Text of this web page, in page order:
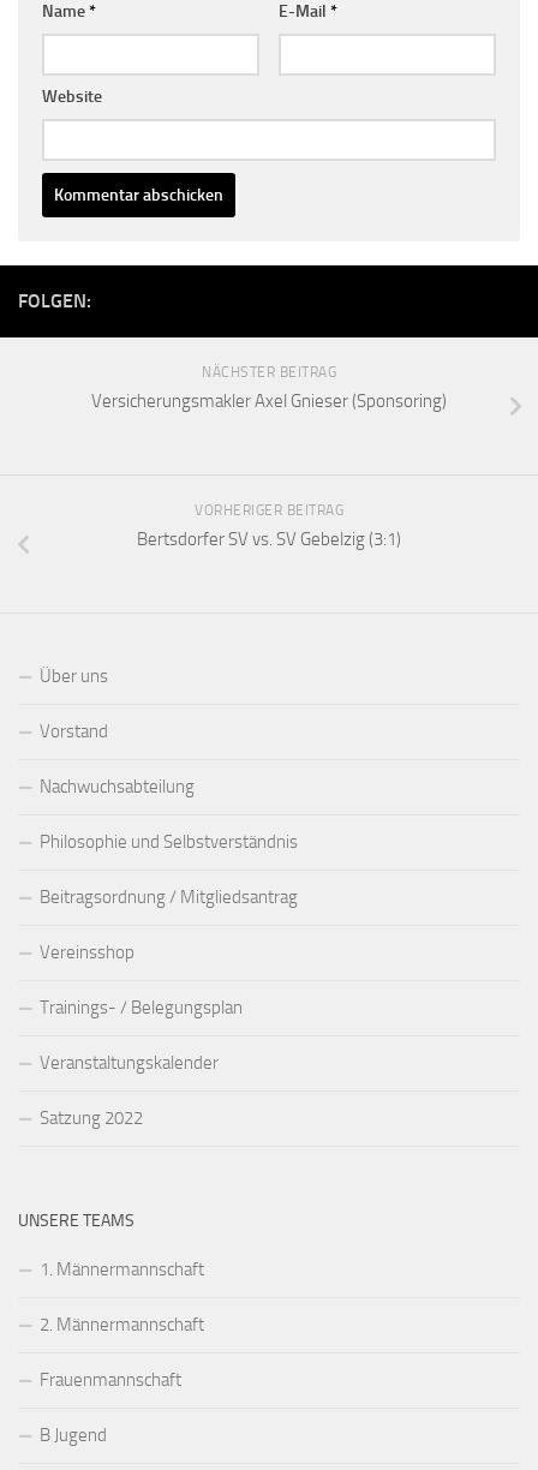
Name* E-Mail *
Website
FOLGEN:
NÄCHSTER BEITRAG
Versicherungsmakler Axel Gnieser (Sponsoring)
VORHERIGER BEITRAG
Bertsdorfer SV vs. SV Gebelzig (3:1)
Über uns
Vorstand
Nachwuchsabteilung
Philosophie und Selbstverständnis
Beitragsordnung / Mitgliedsantrag
Vereinsshop
Trainings- / Belegungsplan
Veranstaltungskalender
Satzung 2022
UNSERE TEAMS
1. Männermannschaft
2. Männermannschaft
Frauenmannschaft
B Jugend